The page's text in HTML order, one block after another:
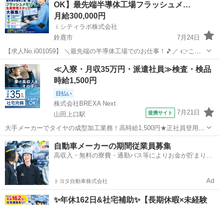
ル...
OK】最先端半導体工場フラッシュメ…
月給300,000円
ｉシティラボ株式会社
鈴鹿市
7月24日
【求人No.i001059】 ＼最先端の半導体工場でのお仕事！🎵／ 👉ここ
がポイント 🚩年間休日162日！プライベートも充実の働き方✨ 🚩月収
30万円以上可能！安定してしっかり稼げます💰 🚩未経験から専門スキ
ル...
三重 鈴鹿市 その他 スタッフ
≪入寮・月収35万円・派遣社員≫検査・検品
時給1,500円
日払い
株式会社BREXA Next
山田上口駅
提携サイト 7月21日
大手メーカーでタイヤの成型加工業務！高時給1,500円★正社員登用制
度あり！ワンルーム寮完備！マイカー通勤OK！無料駐車場あり！《三
重県伊勢市》 人気の工場のお仕事 ◇タイヤの製造◇ トラック・バ
ス・RV車用を中心とした...
三重 伊勢市 山田上口駅 その他
自動車メーカーの期間従業員募集
高収入・無料の寮費・通勤バス等によりお金が貯まりや
トヨタ自動車株式会社 Ad
✨年休162日&社宅補助✨【長期休暇×未経験